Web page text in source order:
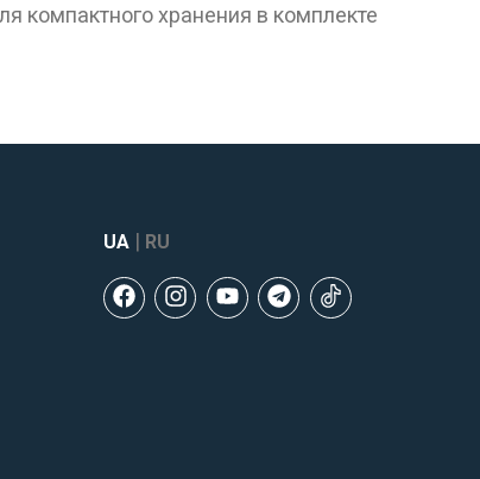
хранения в комплекте
UA | RU